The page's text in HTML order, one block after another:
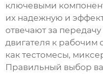
ключевыми
их надежную и
отвечают за
двигателя к
как тестомесы,
Правильный выбор